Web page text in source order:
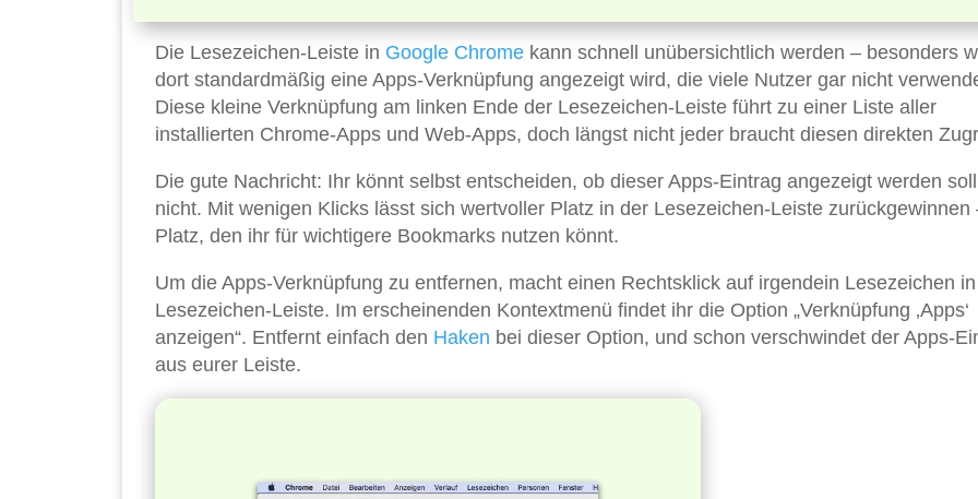
Die Lesezeichen-Leiste in Google Chrome kann schnell unübersichtlich werden – besonders
dort standardmäßig eine Apps-Verknüpfung angezeigt wird, die viele Nutzer gar nicht
Diese kleine Verknüpfung am linken Ende der Lesezeichen-Leiste führt zu einer Liste aller
installierten Chrome-Apps und Web-Apps, doch längst nicht jeder braucht diesen direkten
Die gute Nachricht: Ihr könnt selbst entscheiden, ob dieser Apps-Eintrag angezeigt werden
nicht. Mit wenigen Klicks lässt sich wertvoller Platz in der Lesezeichen-Leiste zurückgewinnen
Platz, den ihr für wichtigere Bookmarks nutzen könnt.
Um die Apps-Verknüpfung zu entfernen, macht einen Rechtsklick auf irgendein Lesezeichen
Lesezeichen-Leiste. Im erscheinenden Kontextmenü findet ihr die Option „Verknüpfung ‚Apps‘
anzeigen“. Entfernt einfach den Haken bei dieser Option, und schon verschwindet der Apps-
aus eurer Leiste.